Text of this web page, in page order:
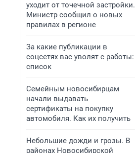
уходит от точечной застройки.
Министр сообщил о новых
правилах в регионе
За какие публикации в
соцсетях вас уволят с работы:
список
Семейным новосибирцам
начали выдавать
сертификаты на покупку
автомобиля. Как их получить
Небольшие дожди и грозы. В
районах Новосибирской